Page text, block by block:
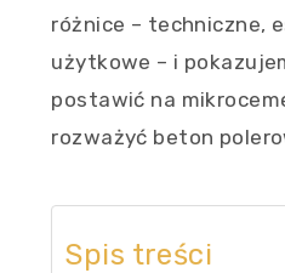
różnice – techniczne,
użytkowe – i
postawić na
rozważyć beton
Spis treści